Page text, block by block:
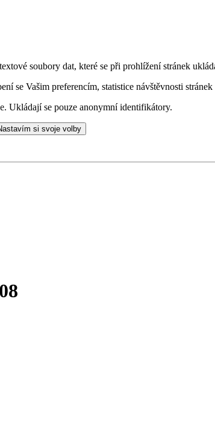
soubory dat, které se při prohlížení stránek
se Vašim preferencím, statistice návštěvnosti
Ukládají se pouze anonymní identifikátory.
si svoje volby